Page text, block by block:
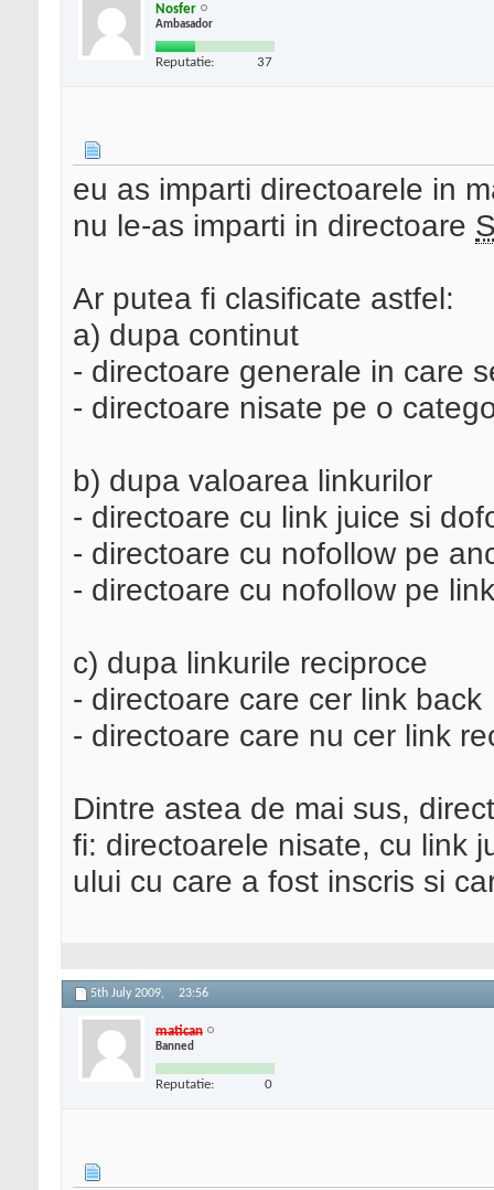
Nosfer
Ambasador
Reputatie: 37
eu as imparti directoarele in
nu le-as imparti in directoare
Ar putea fi clasificate astfel:
a) dupa continut
- directoare generale in care
- directoare nisate pe o
b) dupa valoarea linkurilor
- directoare cu link juice si
- directoare cu nofollow pe
- directoare cu nofollow pe
c) dupa linkurile reciproce
- directoare care cer link back
- directoare care nu cer link
Dintre astea de mai sus,
fi: directoarele nisate, cu link
ului cu care a fost inscris si
5th July 2009, 23:56
matican
Banned
Reputatie: 0